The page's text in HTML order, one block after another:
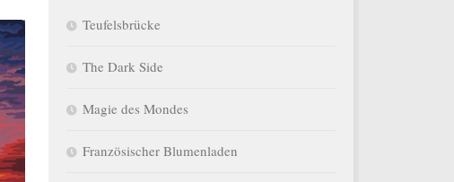
Teufelsbrücke
The Dark Side
Magie des Mondes
Französischer Blumenladen